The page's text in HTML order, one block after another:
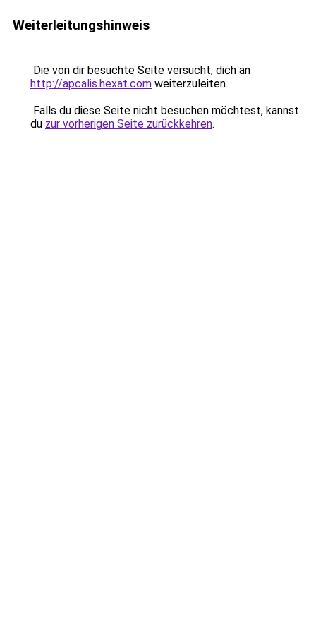
Weiterleitungshinweis
Die von dir besuchte Seite versucht, dich an
http://apcalis.hexat.com weiterzuleiten.
Falls du diese Seite nicht besuchen möchtest, kannst
du zur vorherigen Seite zurückkehren.